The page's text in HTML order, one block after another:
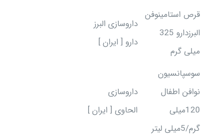
قرص استامینوفن
البرزدارو 325
میلی گرم
داروسازی البرز
دارو [ ایران ]
سوسپانسیون
نوافن اطفال
120میلی
گرم/5میلی لیتر
داروسازی
الحاوی [ ایران ]